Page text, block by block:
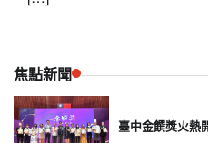
焦點新聞
臺中金饌獎火熱